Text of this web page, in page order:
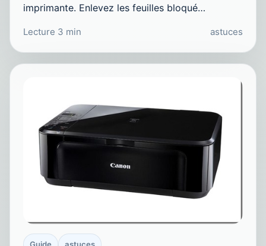
imprimante. Enlevez les feuilles bloqué…
Lecture 3 min astuces
Guide astuces